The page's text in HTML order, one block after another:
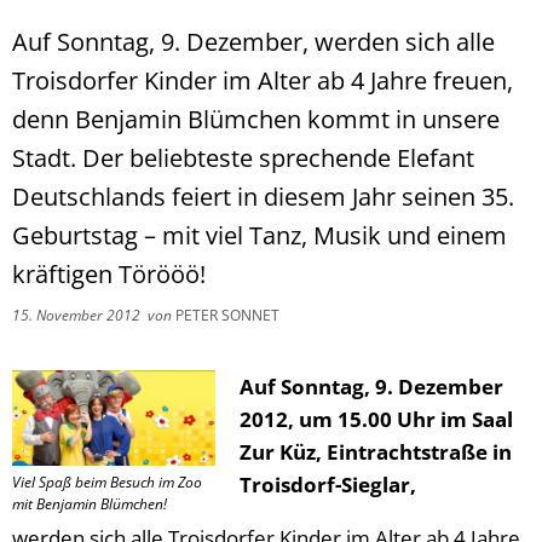
Auf Sonntag, 9. Dezember, werden sich alle
Troisdorfer Kinder im Alter ab 4 Jahre freuen,
denn Benjamin Blümchen kommt in unsere
Stadt. Der beliebteste sprechende Elefant
Deutschlands feiert in diesem Jahr seinen 35.
Geburtstag – mit viel Tanz, Musik und einem
kräftigen Törööö!
15. November 2012 von PETER SONNET
Viel Spaß beim Besuch im Zoo
mit Benjamin Blümchen!
Auf Sonntag, 9. Dezember
2012, um 15.00 Uhr im Saal
Zur Küz, Eintrachtstraße in
Troisdorf-Sieglar,